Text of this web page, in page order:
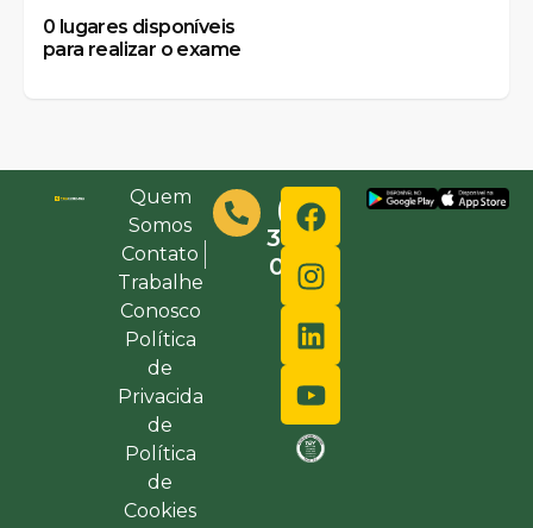
0 lugares disponíveis
para realizar o exame
Quem
Somos
Contato
Trabalhe
Conosco
Política
de
Privacida
de
Política
de
Cookies
(48)
3632-
0000